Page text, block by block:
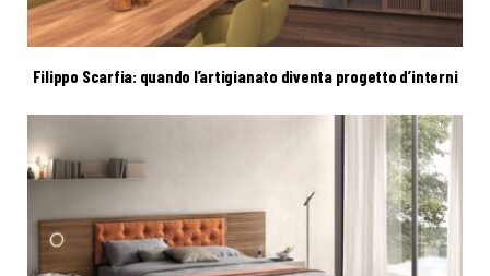
Filippo Scarfia: quando l’artigianato diventa progetto d’interni